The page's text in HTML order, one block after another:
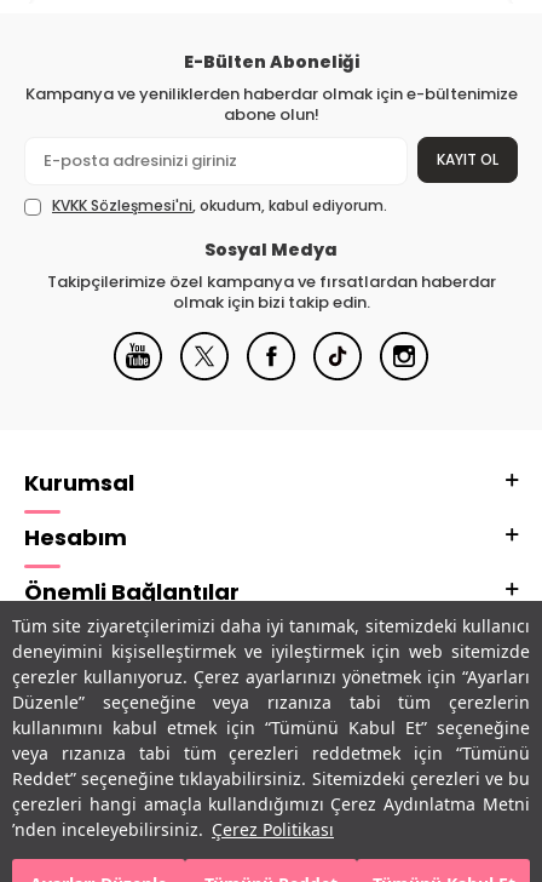
Tüm site ziyaretçilerimizi daha iyi tanımak, sitemizdeki kullanıcı
deneyimini kişiselleştirmek ve iyileştirmek için web sitemizde
çerezler kullanıyoruz. Çerez ayarlarınızı yönetmek için “Ayarları
Düzenle” seçeneğine veya rızanıza tabi tüm çerezlerin
kullanımını kabul etmek için “Tümünü Kabul Et” seçeneğine
veya rızanıza tabi tüm çerezleri reddetmek için “Tümünü
Reddet” seçeneğine tıklayabilirsiniz. Sitemizdeki çerezleri ve bu
çerezleri hangi amaçla kullandığımızı Çerez Aydınlatma Metni
’nden inceleyebilirsiniz. Çerez Politikası
E-Bülten Aboneliği
Kampanya ve yeniliklerden haberdar olmak için e-bültenimize
abone olun!
KAYIT OL
KVKK Sözleşmesi'ni, okudum, kabul ediyorum.
Sosyal Medya
Takipçilerimize özel kampanya ve fırsatlardan haberdar
olmak için bizi takip edin.
Kurumsal
Hesabım
Önemli Bağlantılar
Adres & İletişim
Uygulamalarımız